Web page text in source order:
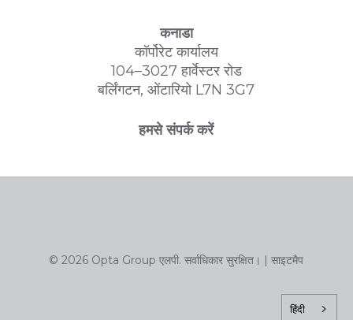
कनाडा
कॉर्पोरेट कार्यालय
104–3027 हार्वेस्टर रोड
बर्लिंगटन, ओंटारियो L7N 3G7
हमसे संपर्क करें
© 2026 Opta Group एलपी. सर्वाधिकार सुरक्षित। |साइटमैप
हिंदी